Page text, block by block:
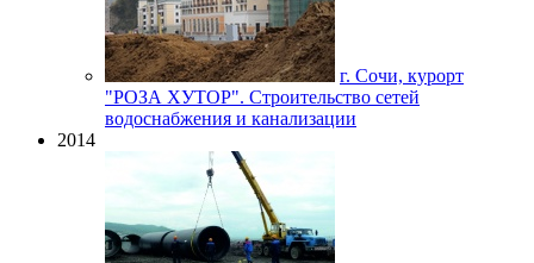
г. Сочи, курорт
"РОЗА ХУТОР". Строительство сетей
водоснабжения и канализации
2014